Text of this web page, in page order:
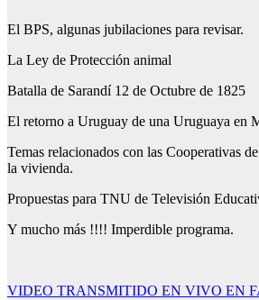
El BPS, algunas jubilaciones para revisar.
La Ley de Protección animal
Batalla de Sarandí 12 de Octubre de 1825
El retorno a Uruguay de una Uruguaya en
Temas relacionados con las Cooperativas
la vivienda.
Propuestas para TNU de Televisión
Y mucho más !!!! Imperdible programa.
VIDEO TRANSMITIDO EN VIVO EN